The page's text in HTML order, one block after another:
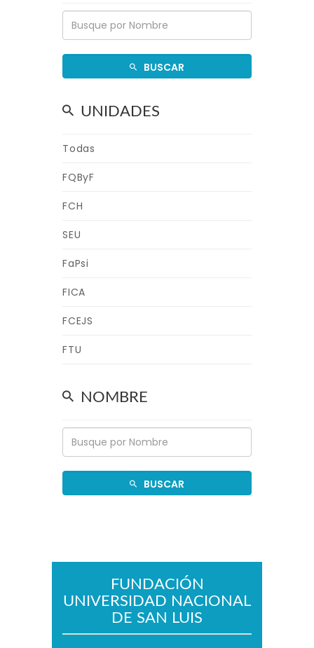
BUSCAR
UNIDADES
Todas
FQByF
FCH
SEU
FaPsi
FICA
FCEJS
FTU
NOMBRE
BUSCAR
FUNDACIÓN
UNIVERSIDAD NACIONAL
DE SAN LUIS